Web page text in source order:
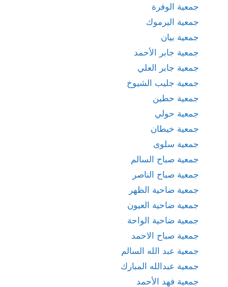
جمعية الوفرة
جمعية اليرموك
جمعية بيان
جمعية جابر الأحمد
جمعية جابر العلي
جمعية جليب الشيوخ
جمعية حطين
جمعية حولي
جمعية خيطان
جمعية سلوى
جمعية صباح السالم
جمعية صباح الناصر
جمعية ضاحية الظهر
جمعية ضاحية العيون
جمعية ضاحية الواحة
جمعية صباح الاحمد
جمعية عبد الله السالم
جمعية عبدالله المبارك
جمعية فهد الأحمد